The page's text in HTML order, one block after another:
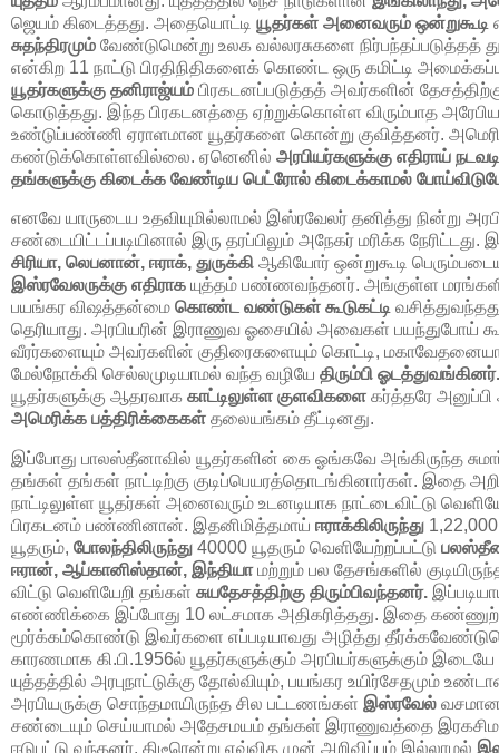
ஜெயம் கிடைத்தது. அதையொட்டி யூதர்கள் அனைவரும் ஒன்றுகூடி
சுதந்திரமும் வேண்டுமென்று உலக வல்லரசுகளை நிர்பந்தப்படுத்தத்
என்கிற 11 நாட்டு பிரதிநிதிகளைக் கொண்ட ஒரு கமிட்டி
யூதர்களுக்கு தனிராஜ்யம் பிரகடனப்படுத்தத் அவர்களின்
கொடுத்தது. இந்த பிரகடனத்தை ஏற்றுக்கொள்ள விரும்பாத
உண்டுப்பண்ணி ஏராளமான யூதர்களை கொன்று குவித்தனர்.
கண்டுக்கொள்ளவில்லை. ஏனெனில் அரபியர்களுக்கு எதிராய்
தங்களுக்கு கிடைக்க வேண்டிய பெட்ரோல் கிடைக்காமல்
எனவே யாருடைய உதவியுமில்லாமல் இஸ்ரவேலர் தனித்து நின்று
சண்டையிட்டப்படியினால் இரு தரப்பிலும் அநேகர் மரிக்க
சிரியா, லெபனான், ஈராக், துருக்கி ஆகியோர் ஒன்றுகூடி
இஸ்ரவேலருக்கு எதிராக யுத்தம் பண்ணவந்தனர். அங்குள்ள
பயங்கர விஷத்தன்மை கொண்ட வண்டுகள் கூடுகட்டி
தெரியாது. அரபியரின் இராணுவ ஓசையில் அவைகள் பயந்துபோய்
வீரர்களையும் அவர்களின் குதிரைகளையும் கொட்டி,
மேல்நோக்கி செல்லமுடியாமல் வந்த வழியே திரும்பி ஓடத்துவங்கினர்.
யூதர்களுக்கு ஆதரவாக காட்டிலுள்ள குளவிகளை கர்த்தரே
அமெரிக்க பத்திரிக்கைகள் தலையங்கம் தீட்டினது.
இப்போது பாலஸ்தீனாவில் யூதர்களின் கை ஓங்கவே அங்கிருந்த
தங்கள் தங்கள் நாட்டிற்கு குடிப்பெயரத்தொடங்கினார்கள். இதை
நாட்டிலுள்ள யூதர்கள் அனைவரும் உடனடியாக நாட்டைவிட்டு
பிரகடனம் பண்ணினான். இதனிமித்தமாய் ஈராக்கிலிருந்து 1,22,000
யூதரும், போலந்திலிருந்து 40000 யூதரும் வெளியேற்றப்பட்டு
ஈரான், ஆப்கானிஸ்தான், இந்தியாமற்றும் பல தேசங்களில்
விட்டு வெளியேறி தங்கள் சுயதேசத்திற்கு திரும்பிவந்தனர்.
எண்ணிக்கை இப்போது 10 லட்சமாக அதிகரித்தது. இதை
மூர்க்கம்கொண்டு இவர்களை எப்படியாவது அழித்து
காரணமாக கி.பி.1956ல் யூதர்களுக்கும் அரபியர்களுக்கும்
யுத்தத்தில் அரபுநாட்டுக்கு தோல்வியும், பயங்கர உயிர்சேதமும்
அரபியருக்கு சொந்தமாயிருந்த சில பட்டணங்கள் இஸ்ரவேல்
சண்டையும் செய்யாமல் அதேசமயம் தங்கள் இராணுவத்தை
ஈடுபட்டு வந்தனர். திடீரென்று எவ்வித முன் அறிவிப்பும் இல்லாமல்